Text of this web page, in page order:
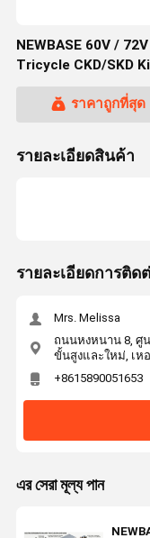
NEWBASE 60V /
Tricycle CKD/SKD
ราคาถูกที่สุด
รายละเอียดสินค้า
รายละเอียดการติด
Mrs. Melissa
ถนนหงหนาน 8, ศู
ขั้นสูงและใหม่, เห
+8615890051653
এর সেরা মূল্য পান